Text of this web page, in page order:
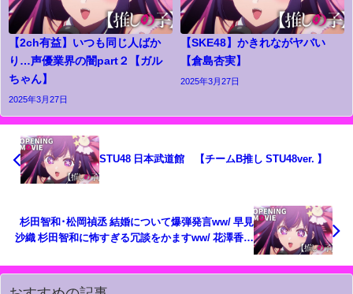
【2ch有益】いつも同じ人ばか
り…声優業界の闇part２【ガル
ちゃん】
2025年3月27日
【SKE48】かきれながヤバい
【倉島杏実】
2025年3月27日
STU48 日本武道館 【チームB推し STU48ver. 】
杉田智和･松岡禎丞 結婚について爆弾発言ww/ 早見
沙織 杉田智和に怖すぎる冗談をかますww/ 花澤香菜